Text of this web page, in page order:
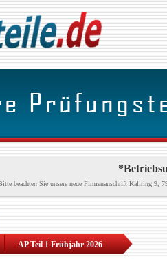
beachten Sie unsere neue Firmenanschrift Kaliring 9,
AP Teil 1 Frühjahr 2026